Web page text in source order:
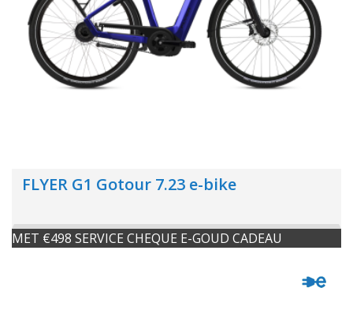
FLYER G1 Gotour 7.23 e-bike
MET €498 SERVICE CHEQUE E-GOUD CADEAU